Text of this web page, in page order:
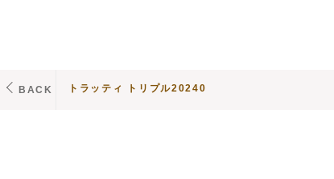
BACK トラッティ トリプル20240